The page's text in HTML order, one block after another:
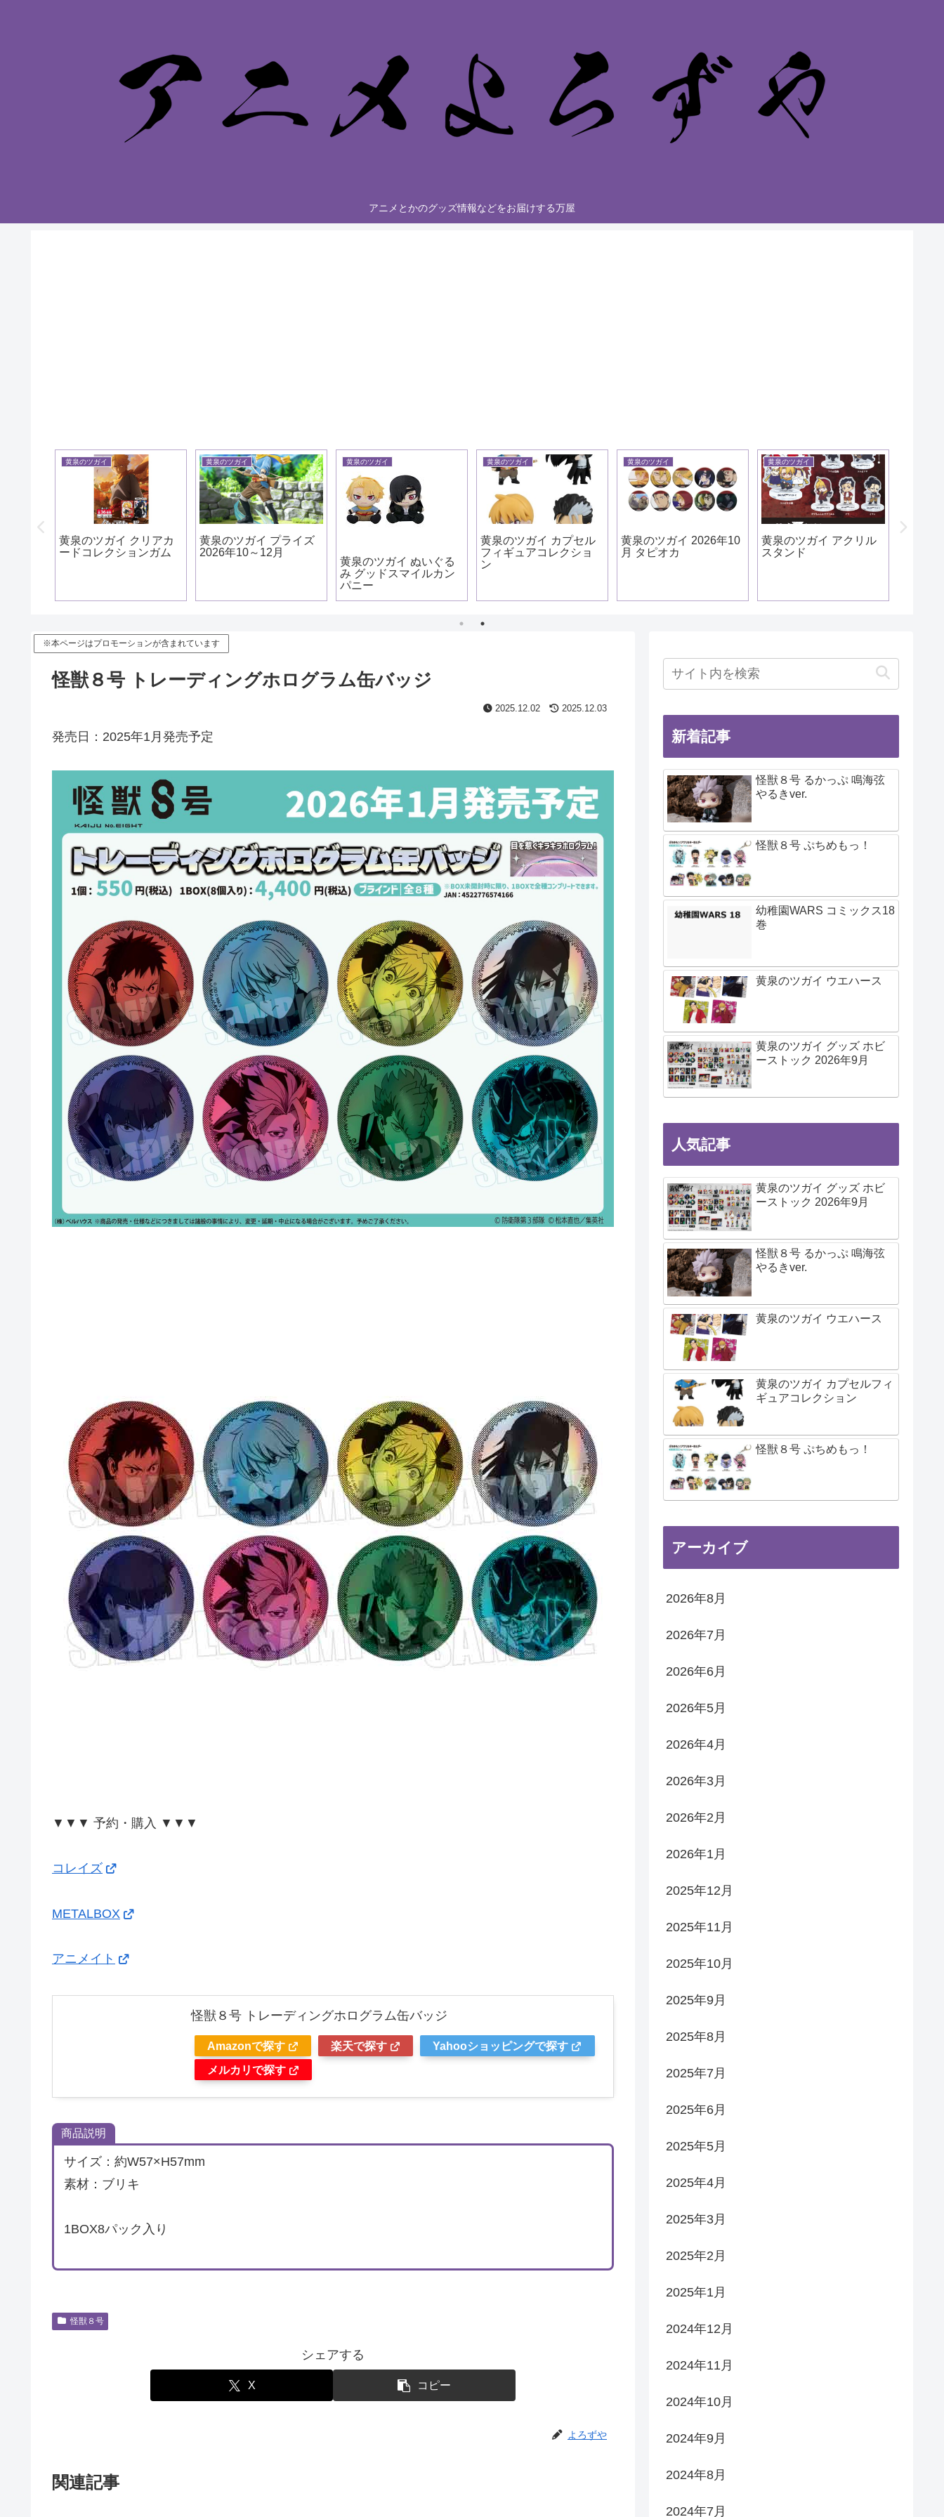
アニメとかのグッズ情報などをお届けする万屋
黄泉のツガイ
黄泉のツガイ クリアカ
ードコレクションガム
黄泉のツガイ
黄泉のツガイ プライズ
2026年10～12月
黄泉のツガイ
黄泉のツガイ ぬいぐる
み グッドスマイルカン
パニー
黄泉のツガイ
黄泉のツガイ カプセル
フィギュアコレクショ
ン
黄泉のツガイ
黄泉のツガイ 2026年10
月 タピオカ
黄泉のツガイ
黄泉のツガイ アクリル
スタンド
※本ページはプロモーションが含まれています
怪獣８号 トレーディングホログラム缶バッジ
2025.12.02 2025.12.03
発売日：2025年1月発売予定
▼▼▼ 予約・購入 ▼▼▼
コレイズ
METALBOX
アニメイト
怪獣８号 トレーディングホログラム缶バッジ
Amazonで探す 楽天で探す
Yahooショッピングで探す
メルカリで探す
商品説明
サイズ：約W57×H57mm
素材：ブリキ
1BOX8パック入り
怪獣８号
シェアする
X コピー
よろずや
関連記事
新着記事
怪獣８号 るかっぷ 鳴海弦
やるきver.
怪獣８号 ぷちめもっ！
幼稚園WARS コミックス18
巻
黄泉のツガイ ウエハース
黄泉のツガイ グッズ ホビ
ーストック 2026年9月
人気記事
黄泉のツガイ グッズ ホビ
ーストック 2026年9月
怪獣８号 るかっぷ 鳴海弦
やるきver.
黄泉のツガイ ウエハース
黄泉のツガイ カプセルフィ
ギュアコレクション
怪獣８号 ぷちめもっ！
アーカイブ
2026年8月
2026年7月
2026年6月
2026年5月
2026年4月
2026年3月
2026年2月
2026年1月
2025年12月
2025年11月
2025年10月
2025年9月
2025年8月
2025年7月
2025年6月
2025年5月
2025年4月
2025年3月
2025年2月
2025年1月
2024年12月
2024年11月
2024年10月
2024年9月
2024年8月
2024年7月